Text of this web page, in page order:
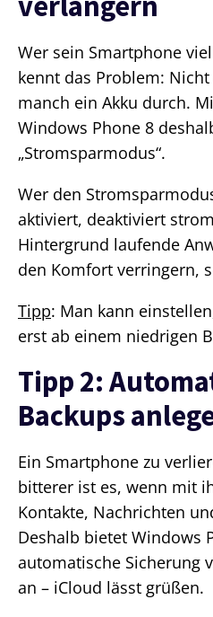
Wer sein Smartphone
kennt das Problem:
manch ein Akku durch.
Windows Phone 8
„Stromsparmodus“.
Wer den
aktiviert, deaktiviert
Hintergrund laufende
den Komfort verringern,
Tipp: Man kann
erst ab einem niedrigen
Tipp 2:
Backups
Ein Smartphone zu
bitterer ist es, wenn mit
Kontakte, Nachrichten
Deshalb bietet Windows
automatische Sicherung
an – iCloud lässt grüßen.